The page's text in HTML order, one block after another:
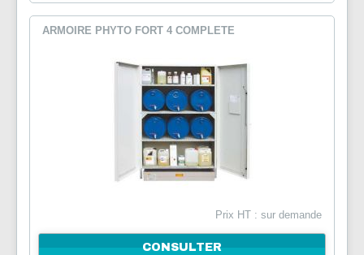
ARMOIRE PHYTO FORT 4 COMPLETE
Prix HT : sur demande
CONSULTER